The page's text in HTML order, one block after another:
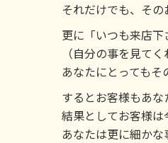
それだけでも、その
更に「いつも来店下
（自分の事を見て
あなたにとってもそ
するとお客様もあな
結果としてお客様は
あなたは更に細かな